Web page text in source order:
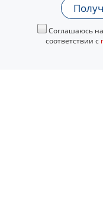
Соглашаюсь
соответствии с